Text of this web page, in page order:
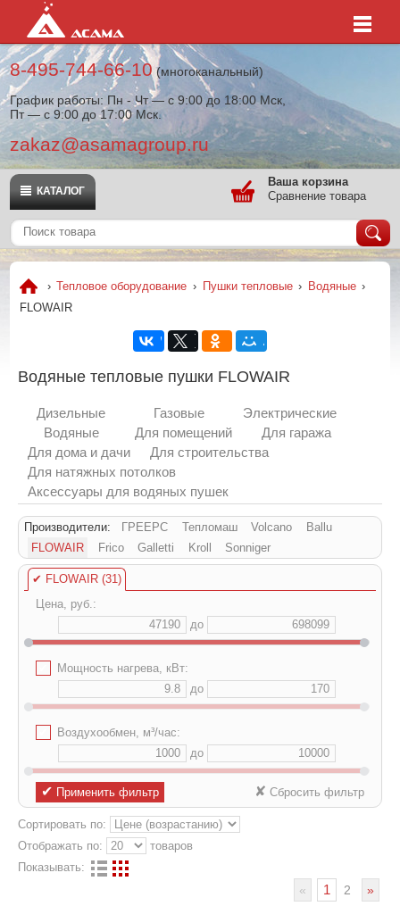
8-495-744-66-10(многоканальный)
График работы: Пн - Чт — с 9:00 до 18:00 Мск,
Пт — с 9:00 до 17:00 Мск.
zakaz@asamagroup.ru
КАТАЛОГ
Ваша корзина
Сравнение товара
› Тепловое оборудование › Пушки тепловые › Водяные ›
FLOWAIR
Водяные тепловые пушки FLOWAIR
Дизельные Газовые
Электрические
Водяные
Для помещений
Для гаража
Для дома и дачи
Для строительства
Для натяжных потолков
Аксессуары для водяных пушек
Производители: ГРЕЕРС Тепломаш Volcano
Ballu
FLOWAIR
Frico Galletti Kroll Sonniger
✔ FLOWAIR (31)
Цена, руб.:
до
Мощность нагрева, кВт:
до
Воздухообмен, м³/час:
до
✔ Применить фильтр ✘ Сбросить фильтр
Сортировать по:
Отображать по:
товаров
Показывать:
« 1 2 »